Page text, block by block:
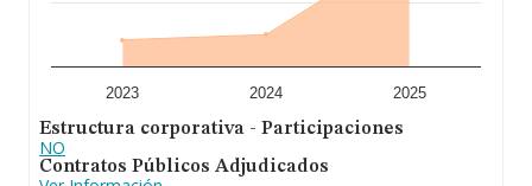
INFORMA constan 1263 empresas, cuyas ventas en
2025 han alcanzado los 91 millones de euros.
2025, la antigüedad desde la constitución es de 13 años.
Los empleados de media son 2.
En conclusión,Abek Economistas S.Lse dedica a el
objeto social, lo constituye: las actividades de
intermediación de consultoría y otros servicios
2023 2024 2025
Estructura corporativa - Participaciones
NO
Contratos Públicos Adjudicados